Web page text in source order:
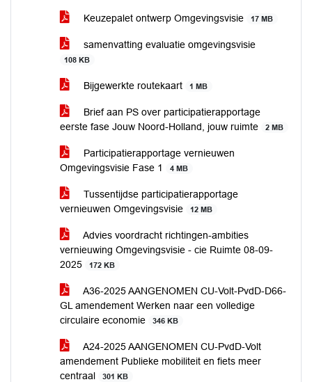
Keuzepalet ontwerp Omgevingsvisie 17 MB
samenvatting evaluatie omgevingsvisie
108 KB
Bijgewerkte routekaart 1 MB
Brief aan PS over participatierapportage
eerste fase Jouw Noord-Holland, jouw ruimte
2 MB
Participatierapportage vernieuwen
Omgevingsvisie Fase 1
4 MB
Tussentijdse participatierapportage
vernieuwen Omgevingsvisie
12 MB
Advies voordracht richtingen-ambities
vernieuwing Omgevingsvisie - cie Ruimte 08-09-
2025
172 KB
A36-2025 AANGENOMEN CU-Volt-PvdD-D66-
GL amendement Werken naar een volledige
circulaire economie
346 KB
A24-2025 AANGENOMEN CU-PvdD-Volt
amendement Publieke mobiliteit en fiets meer
centraal
301 KB